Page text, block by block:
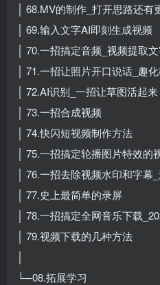
│ 68.MV的制作_打开思路还有
│ 69.输入文字AI即刻生成视频
│ 70.一招搞定音频_视频提取
│ 71.一招让照片开口说话_趣
│ 72.AI识别_一招让草图活起来
│ 73.一招合成视频
│ 74.快闪短视频制作方法
│ 75.一招搞定轮播图片特效的
│ 76.一招去除视频水印和字
│ 77.史上最简单的录屏
│ 78.一招搞定全网音乐下载
│ 79.视频下载的几种方法
└─08.拓展学习